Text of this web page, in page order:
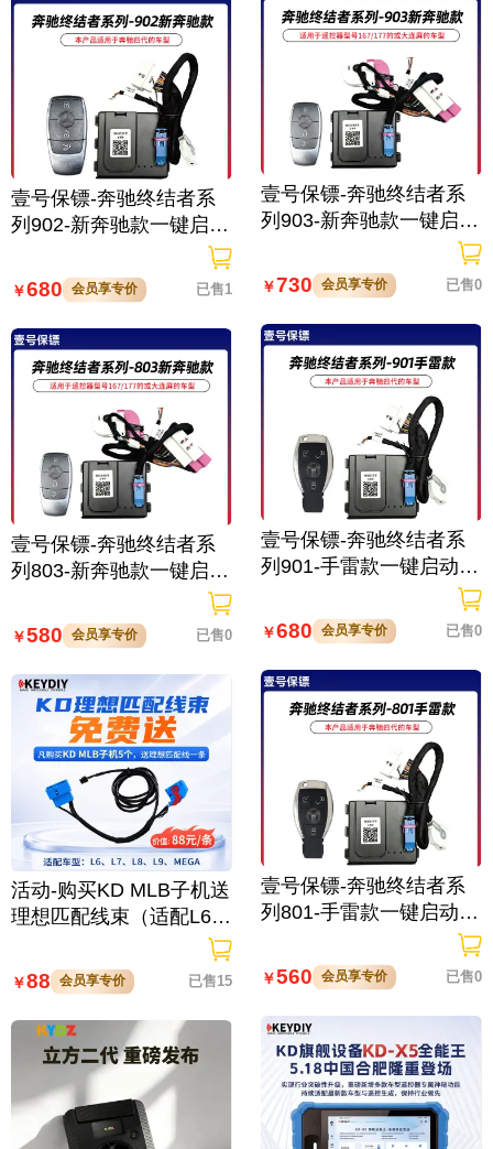
壹号保镖-奔驰终结者系
列902-新奔驰款一键启动
￥680 会员享专价 已售1
壹号保镖-奔驰终结者系
列803-新奔驰款一键启动
￥580 会员享专价 已售0
活动-购买KD MLB子机送
理想匹配线束（适配L6/L
￥88 会员享专价 已售15
壹号保镖-奔驰终结者系
列903-新奔驰款一键启动
￥730 会员享专价 已售0
壹号保镖-奔驰终结者系
列901-手雷款一键启动带
￥680 会员享专价 已售0
壹号保镖-奔驰终结者系
列801-手雷款一键启动免
￥560 会员享专价 已售0